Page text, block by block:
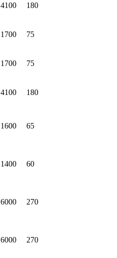
4100 180
1700 75
1700 75
4100 180
1600 65
1400 60
6000 270
6000 270